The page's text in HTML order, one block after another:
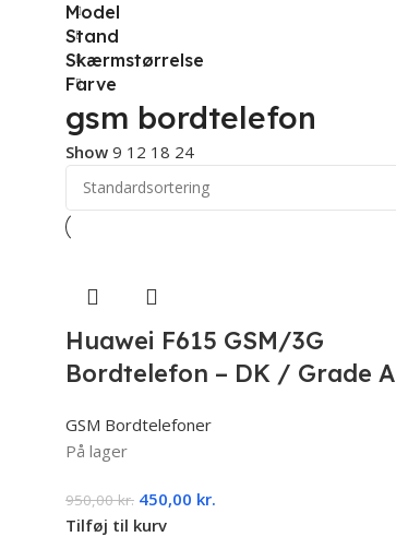
Model
Stand
Skærmstørrelse
Farve
gsm bordtelefon
Show 9 12 18 24
Huawei F615 GSM/3G
Bordtelefon – DK / Grade A
GSM Bordtelefoner
På lager
950,00kr. 450,00 kr.
Tilføj til kurv